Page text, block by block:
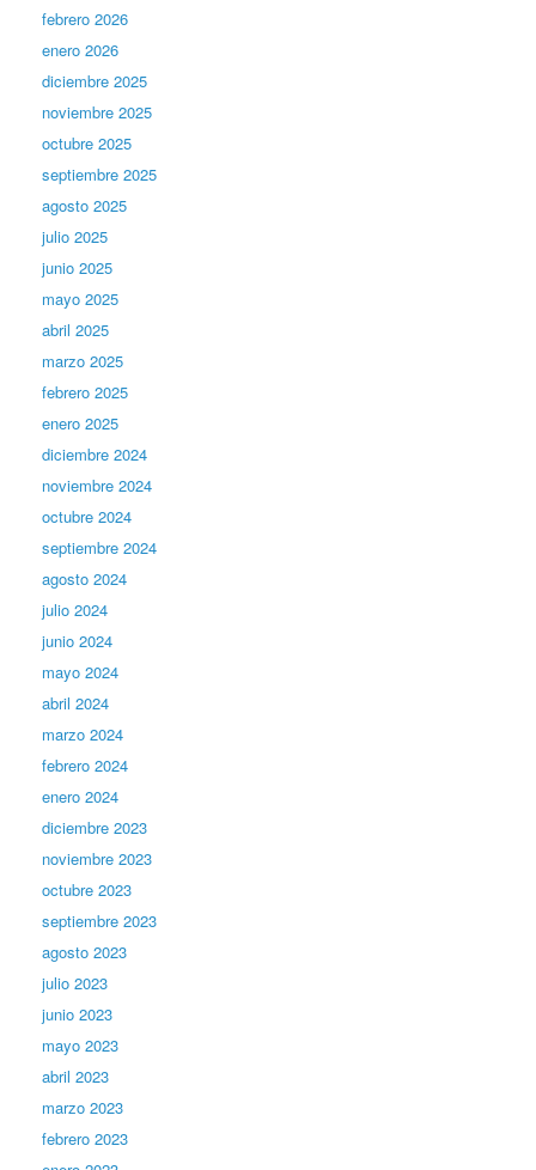
febrero 2026
enero 2026
diciembre 2025
noviembre 2025
octubre 2025
septiembre 2025
agosto 2025
julio 2025
junio 2025
mayo 2025
abril 2025
marzo 2025
febrero 2025
enero 2025
diciembre 2024
noviembre 2024
octubre 2024
septiembre 2024
agosto 2024
julio 2024
junio 2024
mayo 2024
abril 2024
marzo 2024
febrero 2024
enero 2024
diciembre 2023
noviembre 2023
octubre 2023
septiembre 2023
agosto 2023
julio 2023
junio 2023
mayo 2023
abril 2023
marzo 2023
febrero 2023